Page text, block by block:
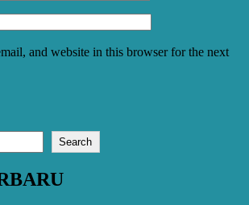
and website in this browser for the next
Search